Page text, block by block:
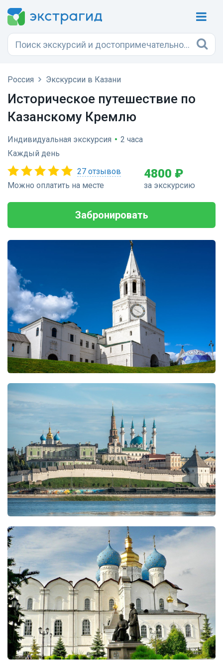
Россия Экскурсии в Казани
Историческое путешествие по
Казанскому Кремлю
Индивидуальная экскурсия • 2 часа
Каждый день
27 отзывов
Можно оплатить на месте
4800 ₽
за экскурсию
Забронировать